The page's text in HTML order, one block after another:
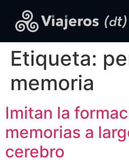
Etiqueta:
memoria
Imitan la
memorias a
cerebro